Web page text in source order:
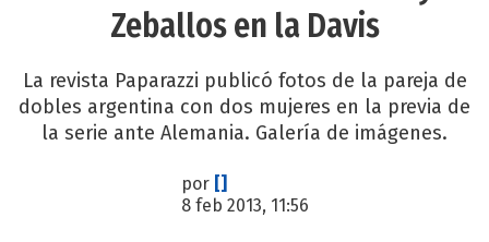
Zeballos en la Davis
La revista Paparazzi publicó fotos de la pareja de
dobles argentina con dos mujeres en la previa de
la serie ante Alemania. Galería de imágenes.
por []
8 feb 2013, 11:56